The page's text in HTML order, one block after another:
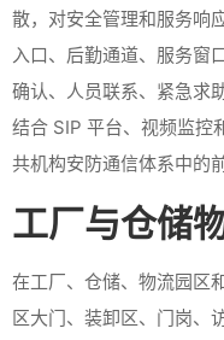
散，对安全管理和服务响
入口、后勤通道、服务窗
确认、人员联系、紧急求
结合 SIP 平台、视频监控
共机构安防通信体系中的
工厂与仓储
在工厂、仓储、物流园区
区大门、装卸区、门岗、